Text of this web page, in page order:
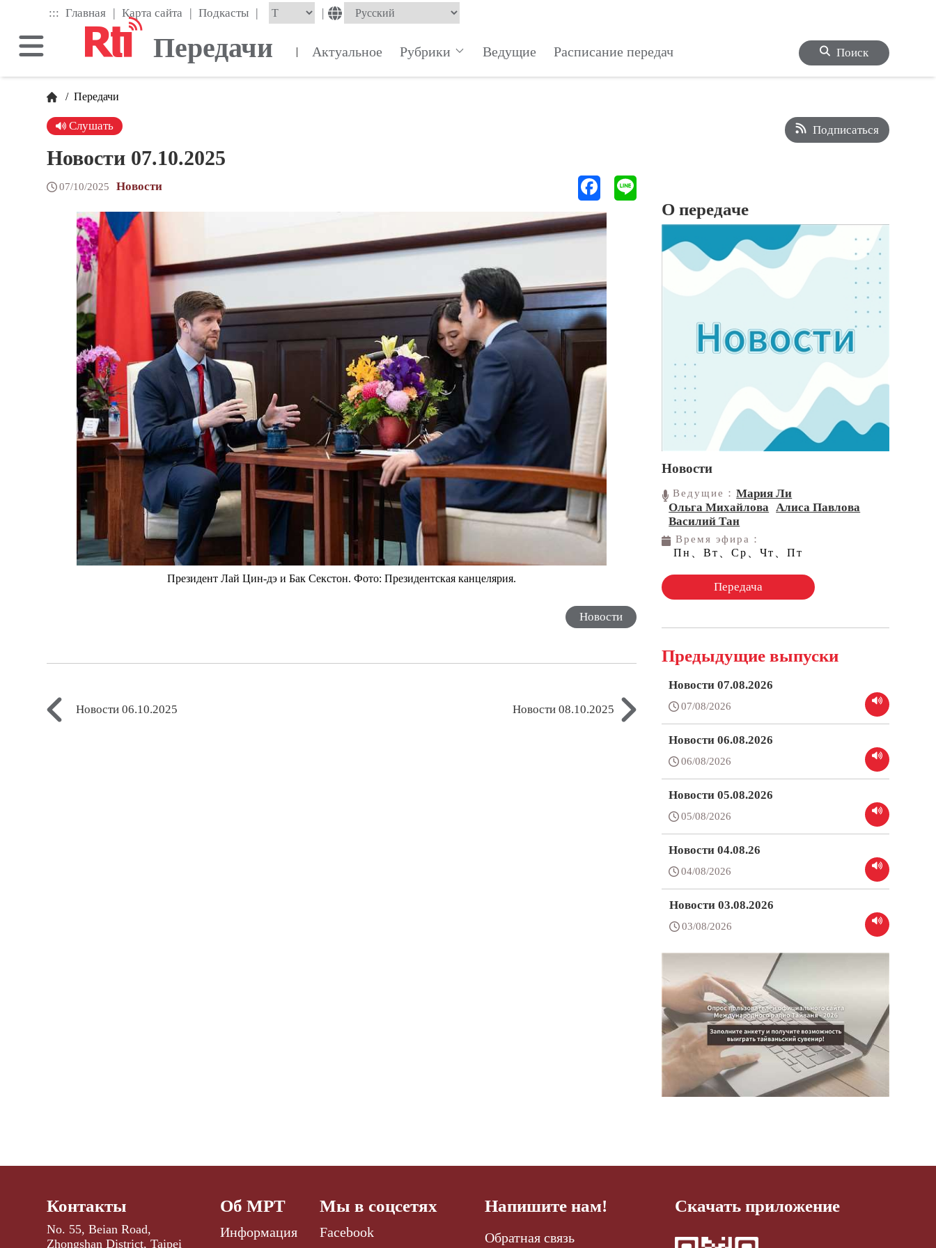
main
content
::: Главная | Карта сайта | Подкасты | |
Передачи | Актуальное Рубрики Ведущие Расписание передач Поиск
/ Передачи
Слушать
Новости 07.10.2025
07/10/2025 Новости
Президент Лай Цин-дэ и Бак Секстон. Фото: Президентская канцелярия.
Новости
Новости 06.10.2025 Новости 08.10.2025
Подписаться
О передаче
Новости
Ведущие：Мария Ли
Ольга Михайлова Алиса Павлова
Василий Тан
Время эфира：
Пн、Вт、Ср、Чт、Пт
Передача
Предыдущие выпуски
Новости 07.08.2026
07/08/2026
Новости 06.08.2026
06/08/2026
Новости 05.08.2026
05/08/2026
Новости 04.08.26
04/08/2026
Новости 03.08.2026
03/08/2026
Контакты
No. 55, Beian Road,
Zhongshan District, Taipei
Об МРТ
Информация
Мы в соцсетях
Facebook
Напишите нам!
Обратная связь
Скачать приложение